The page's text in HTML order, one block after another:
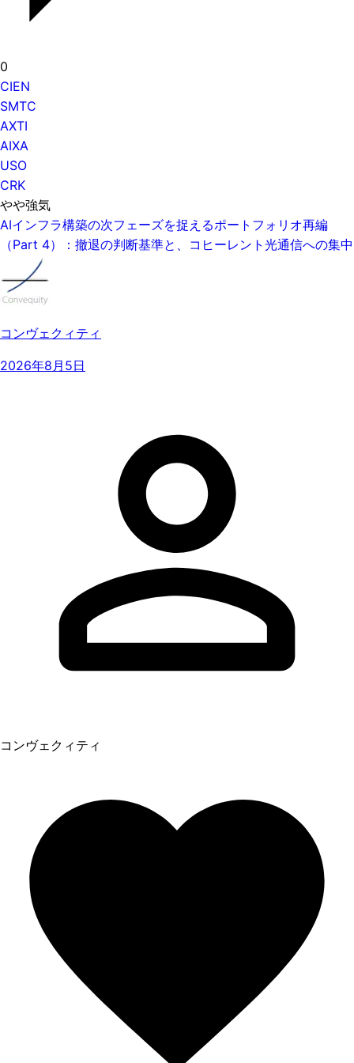
0
CIEN
SMTC
AXTI
AIXA
USO
CRK
やや強気
AIインフラ構築の次フェーズを捉えるポートフォリオ再編
（Part 4）：撤退の判断基準と、コヒーレント光通信への集中
コンヴェクィティ
2026年8月5日
コンヴェクィティ